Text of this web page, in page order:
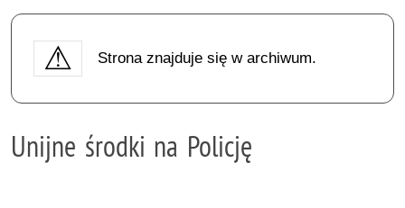
Strona znajduje się w archiwum.
Unijne środki na Policję